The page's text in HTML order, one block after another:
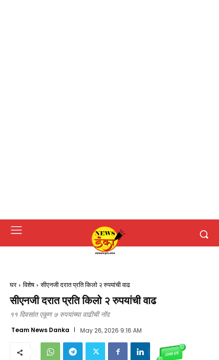
घर विशेष सीएनजी दरात प्रति किलो २ रुपयांची वाढ
सीएनजी दरात प्रति किलो २ रुपयांची वाढ
११ दिवसांत एकूण ७ रुपयांच्या वाढीची नोंद
Team News Danka May 26, 2026 9:16 AM